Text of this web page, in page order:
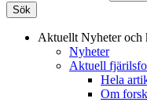
Aktuellt Nyheter och
Nyheter
Aktuell
Hela
Om